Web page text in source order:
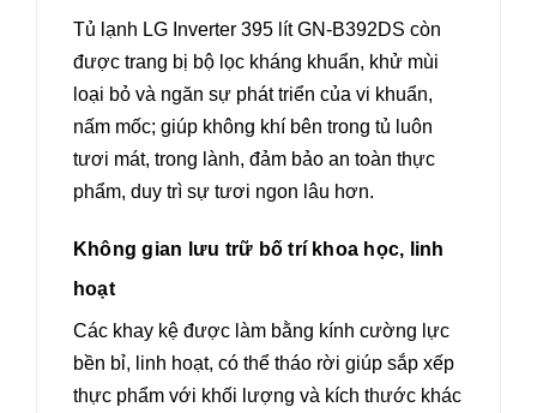
Tủ lạnh LG Inverter 395 lít GN-B392DS còn
được trang bị bộ lọc kháng khuẩn, khử mùi
loại bỏ và ngăn sự phát triển của vi khuẩn,
nấm mốc; giúp không khí bên trong tủ luôn
tươi mát, trong lành, đảm bảo an toàn thực
phẩm, duy trì sự tươi ngon lâu hơn.
Không gian lưu trữ bố trí khoa học, linh
hoạt
Các khay kệ được làm bằng kính cường lực
bền bỉ, linh hoạt, có thể tháo rời giúp sắp xếp
thực phẩm với khối lượng và kích thước khác